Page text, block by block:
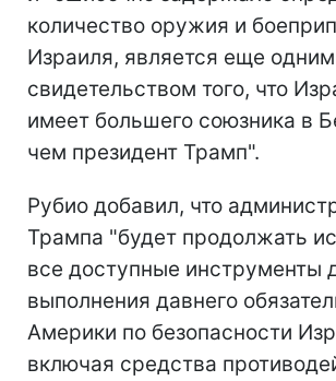
количество оружия и
Израиля, является еще одним
свидетельством того, что
имеет большего союзника в
чем президент Трамп".
Рубио добавил, что
Трампа "будет продолжать
все доступные инструменты
выполнения давнего
Америки по безопасности
включая средства